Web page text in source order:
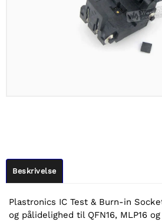
Beskrivelse
Plastronics IC Test & Burn-in
og pålidelighed til QFN16, MLP16